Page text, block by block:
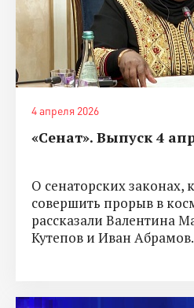
4 апреля 2026
«Сенат». Выпуск 4
О сенаторских
совершить прорыв в
рассказали Валентина
Кутепов и Иван Абрамов.